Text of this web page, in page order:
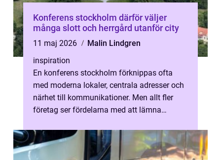
Konferens stockholm därför väljer
många slott och herrgård utanför city
11 maj 2026
Malin Lindgren
inspiration
En konferens stockholm förknippas ofta
med moderna lokaler, centrala adresser och
närhet till kommunikationer. Men allt fler
företag ser fördelarna med att lämna